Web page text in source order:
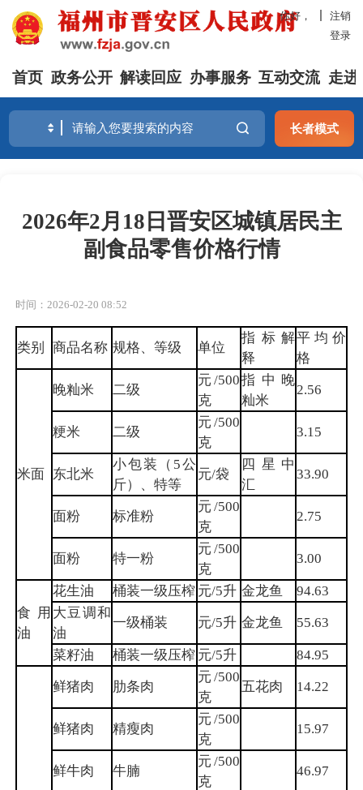
你好，
注销
登录
首页 政务公开 解读回应 办事服务 互动交流 走进
长者模式
2026年2月18日晋安区城镇居民主
副食品零售价格行情
时间：2026-02-20 08:52
类别 商品名称 规格、等级 单位
指标解
释
平均价
格
米面
晚籼米 二级
元/500
克
指中晚
籼米
2.56
粳米 二级
元/500
克
3.15
东北米
小包装（5公
斤）、特等
元/袋
四星中
汇
33.90
面粉 标准粉
元/500
克
2.75
面粉 特一粉
元/500
克
3.00
食用
油
花生油 桶装一级压榨 元/5升 金龙鱼
94.63
大豆调和
油
一级桶装 元/5升 金龙鱼 55.63
菜籽油 桶装一级压榨 元/5升 84.95
鲜猪肉 肋条肉
元/500
克
五花肉 14.22
鲜猪肉 精瘦肉
元/500
克
15.97
鲜牛肉 牛腩
元/500
克
46.97